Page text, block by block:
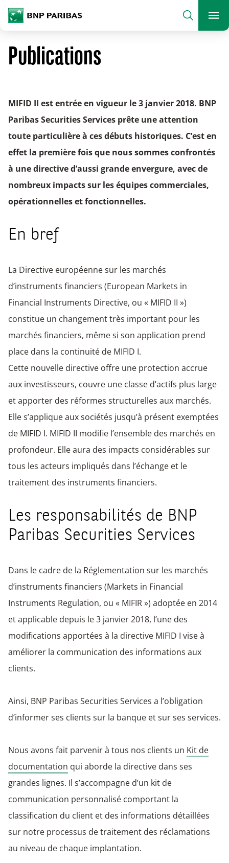
BNP Paribas
Search
Publications
MIFID II est entrée en vigueur le 3 janvier 2018. BNP
Paribas Securities Services prête une attention
toute particulière à ces débuts historiques. C’est en
effet la première fois que nous sommes confrontés
à une directive d’aussi grande envergure, avec de
nombreux impacts sur les équipes commerciales,
opérationnelles et fonctionnelles.
En bref
La Directive européenne sur les marchés
d’instruments financiers (European Markets in
Financial Instruments Directive, ou « MIFID II »)
constitue un changement très important pour les
marchés financiers, même si son application prend
place dans la continuité de MIFID I.
Cette nouvelle directive offre une protection accrue
aux investisseurs, couvre une classe d’actifs plus large
et apporter des réformes structurelles aux marchés.
Elle s’applique aux sociétés jusqu’à présent exemptées
de MIFID I. MIFID II modifie l’ensemble des marchés en
profondeur. Elle aura des impacts considérables sur
tous les acteurs impliqués dans l’échange et le
traitement des instruments financiers.
Les responsabilités de BNP
Paribas Securities Services
Dans le cadre de la Réglementation sur les marchés
d’instruments financiers (Markets in Financial
Instruments Regulation, ou « MIFIR ») adoptée en 2014
et applicable depuis le 3 janvier 2018, l’une des
modifications apportées à la directive MIFID I vise à
améliorer la communication des informations aux
clients.
Ainsi, BNP Paribas Securities Services a l’obligation
d’informer ses clients sur la banque et sur ses services.
Nous avons fait parvenir à tous nos clients un Kit de
documentation qui aborde la directive dans ses
grandes lignes. Il s’accompagne d’un kit de
communication personnalisé comportant la
classification du client et des informations détaillées
sur notre processus de traitement des réclamations
au niveau de chaque implantation.